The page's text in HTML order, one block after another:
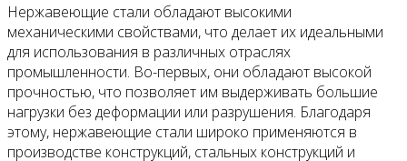
Нержавеющие стали обладают высокими
механическими свойствами, что делает их идеальными
для использования в различных отраслях
промышленности. Во-первых, они обладают высокой
прочностью, что позволяет им выдерживать большие
нагрузки без деформации или разрушения. Благодаря
этому, нержавеющие стали широко применяются в
производстве конструкций, стальных конструкций и